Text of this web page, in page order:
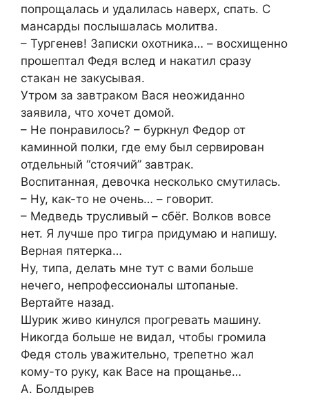
попрощалась и удалилась наверх, спать. С
мансарды послышалась молитва.
– Тургенев! Записки охотника… – восхищенно
прошептал Федя вслед и накатил сразу
стакан не закусывая.
Утром за завтраком Вася неожиданно
заявила, что хочет домой.
– Не понравилось? – буркнул Федор от
каминной полки, где ему был сервирован
отдельный “стоячий” завтрак.
Воспитанная, девочка несколько смутилась.
– Ну, как-то не очень… – говорит.
– Медведь трусливый – сбёг. Волков вовсе
нет. Я лучше про тигра придумаю и напишу.
Верная пятерка…
Ну, типа, делать мне тут с вами больше
нечего, непрофессионалы штопаные.
Вертайте назад.
Шурик живо кинулся прогревать машину.
Никогда больше не видал, чтобы громила
Федя столь уважительно, трепетно жал
кому-то руку, как Васе на прощанье…
А. Болдырев